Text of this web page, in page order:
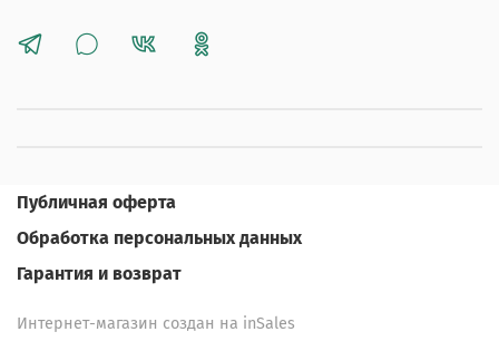
Публичная оферта
Обработка персональных данных
Гарантия и возврат
Интернет-магазин создан на inSales